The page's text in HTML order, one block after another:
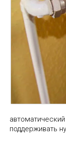
поддерживать